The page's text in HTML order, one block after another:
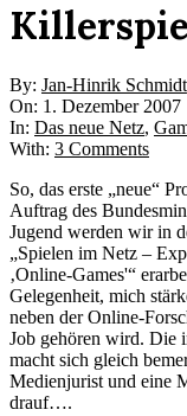
By: Jan-Hinrik Schmidt
On: 1. Dezember 2007
In: Das neue Netz,
With: 3 Comments
So, das erste „neue“
Auftrag des
Jugend werden wir in
„Spielen im Netz –
‚Online-Games'“
Gelegenheit, mich
neben der Online-
Job gehören wird. Die
macht sich gleich
Medienjurist und eine
drauf….